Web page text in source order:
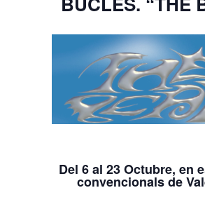
Del 6 al 23 Octubre, en
convencionals de